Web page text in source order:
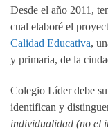
Desde el año 2011,
cual elaboré el
Calidad Educativa,
y primaria, de la
Colegio Líder debe
identifican y
individualidad (no el